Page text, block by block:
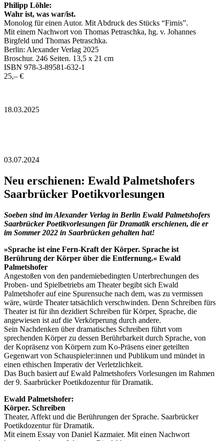
Philipp Löhle:
Wahr ist, was war/ist.
Monolog für einen Autor. Mit Abdruck des Stücks “Firnis”.
Mit einem Nachwort von Thomas Petraschka, hg. v. Johannes
Birgfeld und Thomas Petraschka.
Berlin: Alexander Verlag 2025
Broschur. 246 Seiten. 13,5 x 21 cm
ISBN 978-3-89581-632-1
25,– €
18.03.2025
03.07.2024
Neu erschienen: Ewald Palmetshofers
Saarbrücker Poetikvorlesungen
Soeben sind im Alexander Verlag in Berlin Ewald Palmetshofers
Saarbrücker Poetikvorlesungen für Dramatik erschienen, die er
im Sommer 2022 in Saarbrücken gehalten hat!
»Sprache ist eine Fern-Kraft der Körper. Sprache ist
Berührung der Körper über die Entfernung.« Ewald
Palmetshofer
Angestoßen von den pandemiebedingten Unterbrechungen des
Proben- und Spielbetriebs am Theater begibt sich Ewald
Palmetshofer auf eine Spurensuche nach dem, was zu vermissen
wäre, würde Theater tatsächlich verschwinden. Denn Schreiben fürs
Theater ist für ihn dezidiert Schreiben für Körper, Sprache, die
angewiesen ist auf die Verkörperung durch andere.
Sein Nachdenken über dramatisches Schreiben führt vom
sprechenden Körper zu dessen Berührbarkeit durch Sprache, von
der Kopräsenz von Körpern zum Ko-Präsens einer geteilten
Gegenwart von Schauspieler:innen und Publikum und mündet in
einen ethischen Imperativ der Verletzlichkeit.
Das Buch basiert auf Ewald Palmetshofers Vorlesungen im Rahmen
der 9. Saarbrücker Poetikdozentur für Dramatik.
Ewald Palmetshofer:
Körper. Schreiben
Theater, Affekt und die Berührungen der Sprache. Saarbrücker
Poetikdozentur für Dramatik.
Mit einem Essay von Daniel Kazmaier. Mit einen Nachwort